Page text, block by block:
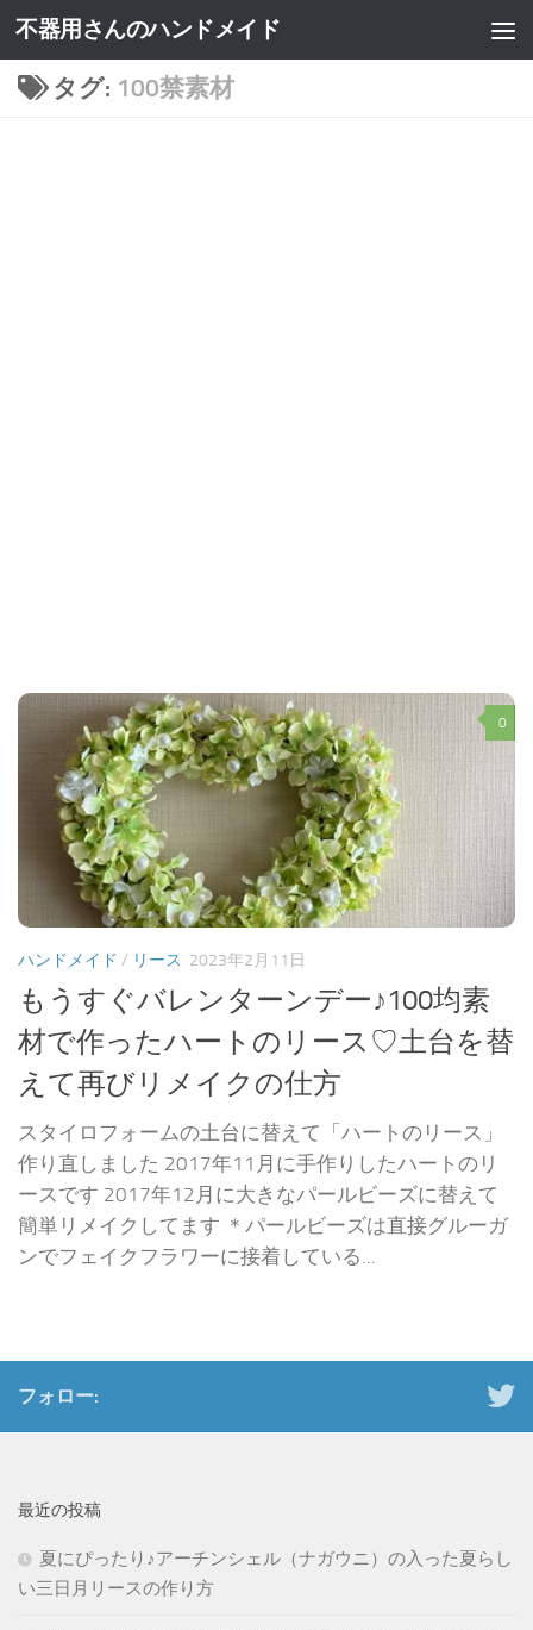
不器用さんのハンドメイド
タグ: 100禁素材
0
ハンドメイド / リース 2023年2月11日
もうすぐバレンターンデー♪100均素
材で作ったハートのリース♡土台を替
えて再びリメイクの仕方
スタイロフォームの土台に替えて「ハートのリース」
作り直しました 2017年11月に手作りしたハートのリ
ースです 2017年12月に大きなパールビーズに替えて
簡単リメイクしてます ＊パールビーズは直接グルーガ
ンでフェイクフラワーに接着している...
フォロー:
最近の投稿
夏にぴったり♪アーチンシェル（ナガウニ）の入った夏らし
い三日月リースの作り方